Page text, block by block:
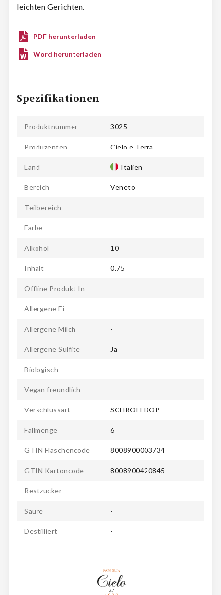
leichten Gerichten.
PDF herunterladen
Word herunterladen
Spezifikationen
Produktnummer 3025
Produzenten Cielo e Terra
Land Italien
Bereich Veneto
Teilbereich -
Farbe -
Alkohol 10
Inhalt 0.75
Offline Produkt In -
Allergene Ei -
Allergene Milch -
Allergene Sulfite Ja
Biologisch -
Vegan freundlich -
Verschlussart SCHROEFDOP
Fallmenge 6
GTIN Flaschencode 8008900003734
GTIN Kartoncode 8008900420845
Restzucker -
Säure -
Destilliert -